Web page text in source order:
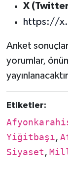
X
https://
Anket
yorumlar,
Etiketler:
Yiğitbaşı,
Siyaset ,